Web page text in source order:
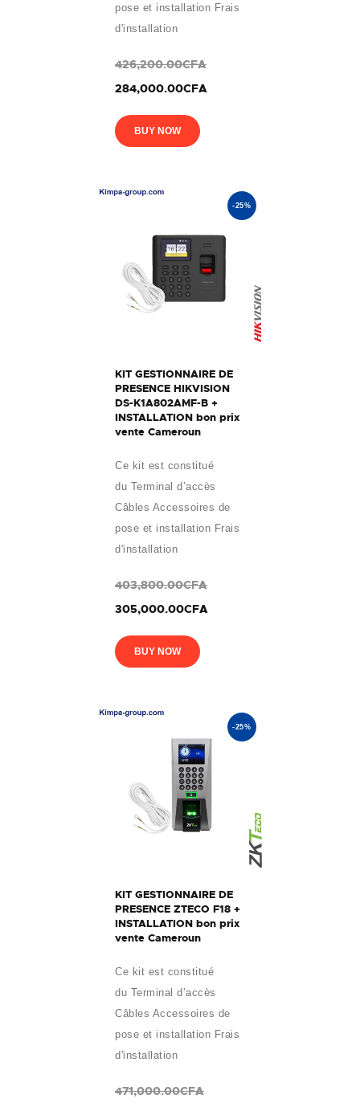
pose et installation Frais
d'installation
426,200.00CFA
284,000.00CFA
BUY NOW
-25%
KIT GESTIONNAIRE DE
PRESENCE HIKVISION
DS-K1A802AMF-B +
INSTALLATION bon prix
vente Cameroun
Ce kit est constitué
du Terminal d’accès
Câbles Accessoires de
pose et installation Frais
d'installation
403,800.00CFA
305,000.00CFA
BUY NOW
-25%
KIT GESTIONNAIRE DE
PRESENCE ZTECO F18 +
INSTALLATION bon prix
vente Cameroun
Ce kit est constitué
du Terminal d’accès
Câbles Accessoires de
pose et installation Frais
d'installation
471,000.00CFA